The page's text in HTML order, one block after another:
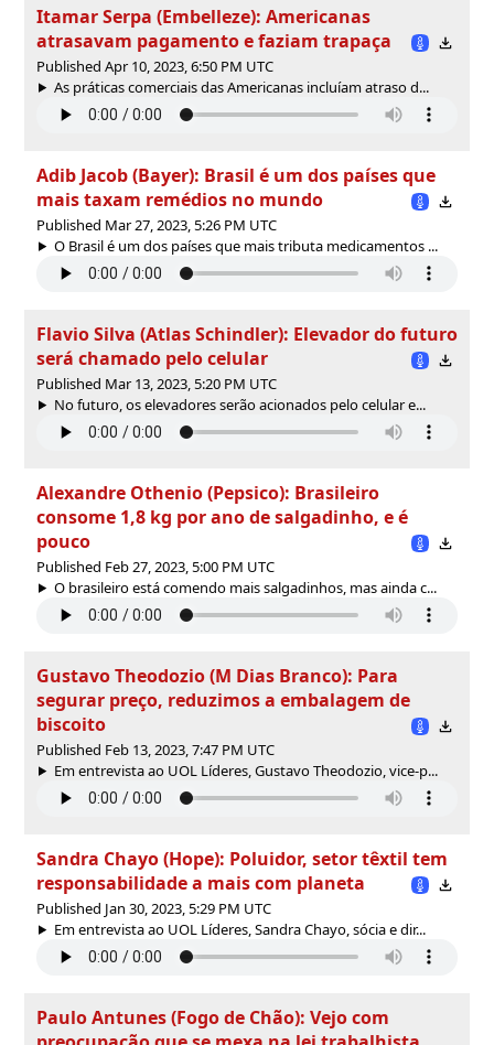
Itamar Serpa (Embelleze): Americanas
atrasavam pagamento e faziam trapaça
Published Apr 10, 2023, 6:50 PM UTC
As práticas comerciais das Americanas incluíam atraso d...
Adib Jacob (Bayer): Brasil é um dos países que
mais taxam remédios no mundo
Published Mar 27, 2023, 5:26 PM UTC
O Brasil é um dos países que mais tributa medicamentos ...
Flavio Silva (Atlas Schindler): Elevador do futuro
será chamado pelo celular
Published Mar 13, 2023, 5:20 PM UTC
No futuro, os elevadores serão acionados pelo celular e...
Alexandre Othenio (Pepsico): Brasileiro
consome 1,8 kg por ano de salgadinho, e é
pouco
Published Feb 27, 2023, 5:00 PM UTC
O brasileiro está comendo mais salgadinhos, mas ainda c...
Gustavo Theodozio (M Dias Branco): Para
segurar preço, reduzimos a embalagem de
biscoito
Published Feb 13, 2023, 7:47 PM UTC
Em entrevista ao UOL Líderes, Gustavo Theodozio, vice-p...
Sandra Chayo (Hope): Poluidor, setor têxtil tem
responsabilidade a mais com planeta
Published Jan 30, 2023, 5:29 PM UTC
Em entrevista ao UOL Líderes, Sandra Chayo, sócia e dir...
Paulo Antunes (Fogo de Chão): Vejo com